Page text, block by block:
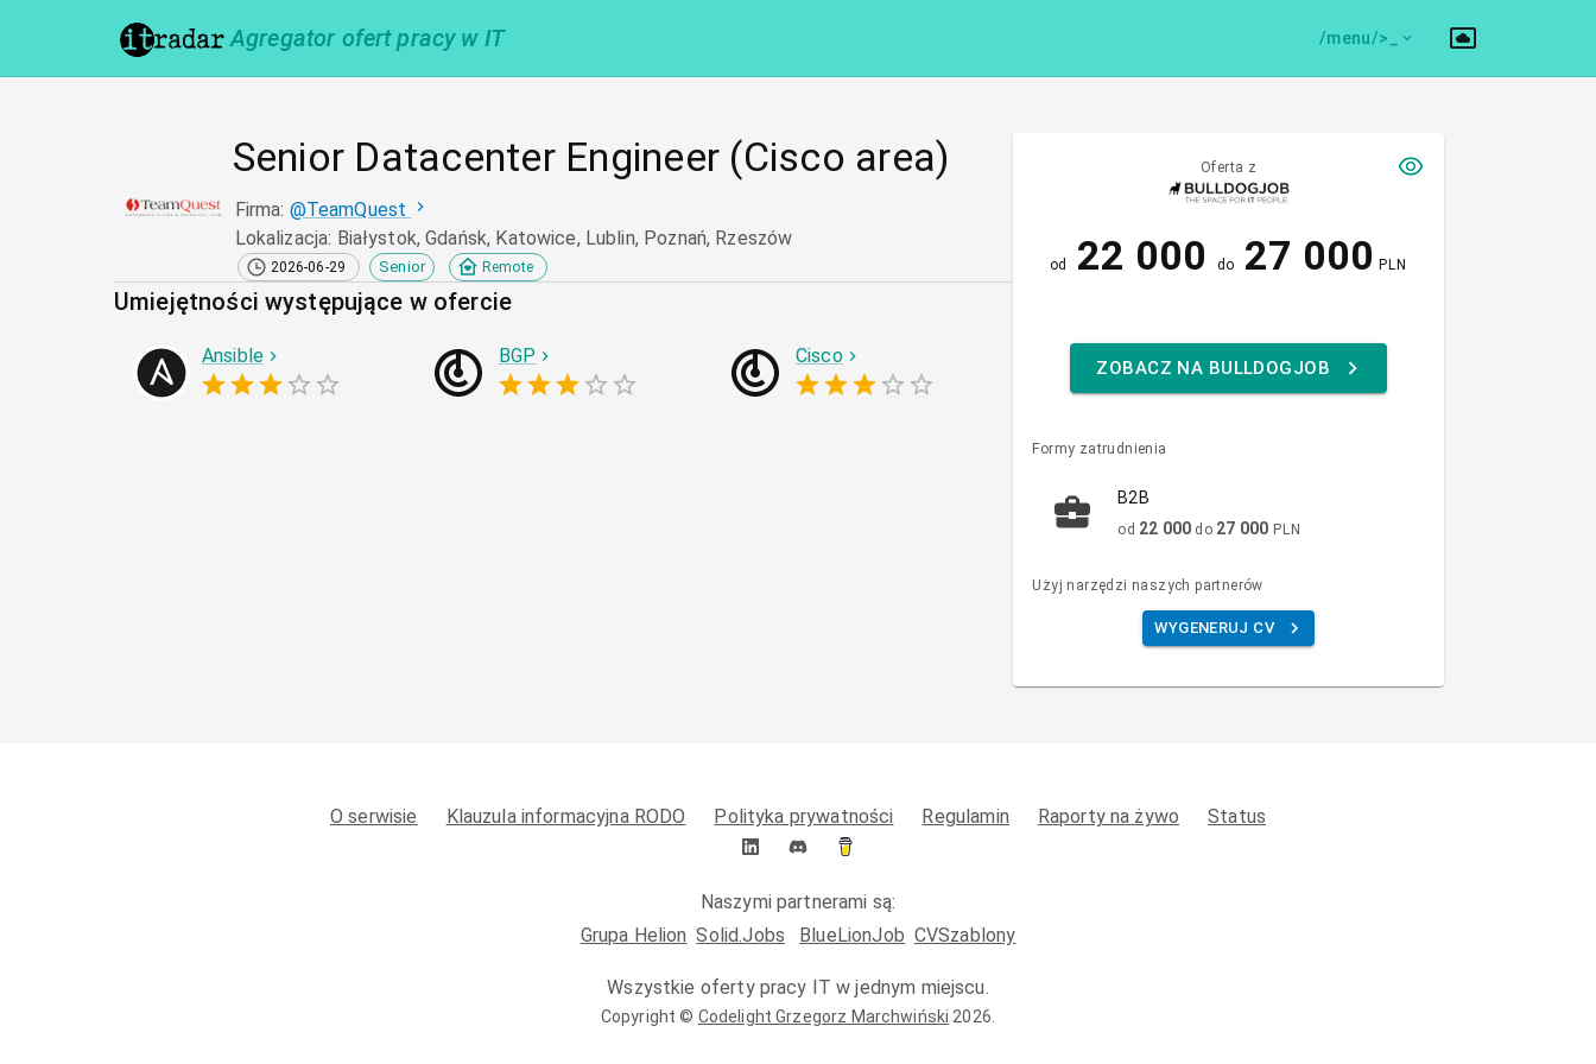
Agregator ofert pracy w IT /menu/>
Senior Datacenter Engineer (Cisco area)
Firma: @TeamQuest
Lokalizacja: Białystok, Gdańsk, Katowice, Lublin, Poznań, Rzeszów
2026-06-29 Senior Remote
Umiejętności występujące w ofercie
Ansible BGP Cisco
Oferta z
od 22 000 do 27 000 PLN
ZOBACZ NA BULLDOGJOB
Formy zatrudnienia
B2B
od 22 000 do 27 000 PLN
Użyj narzędzi naszych partnerów
WYGENERUJ CV
O serwisie Klauzula informacyjna RODO Polityka prywatności Regulamin Raporty na żywo Status
Naszymi partnerami są:
Grupa Helion Solid.Jobs BlueLionJob CVSzablony
Wszystkie oferty pracy IT w jednym miejscu.
Copyright © Codelight Grzegorz Marchwiński 2026